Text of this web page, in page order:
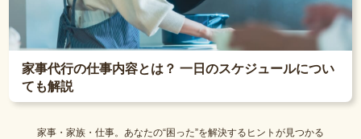
家事代行の仕事内容とは？ 一日のスケジュールについ
ても解説
家事・家族・仕事。あなたの“困った”を解決するヒントが見つかる